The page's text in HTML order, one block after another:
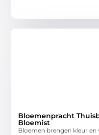
Bloemenpracht
Bloemist
Bloemen brengen kleur en